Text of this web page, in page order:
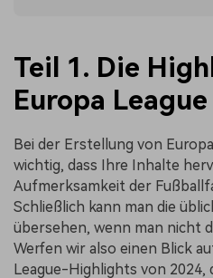
Teil 1. Die
Europa
Bei der Erstellung von
wichtig, dass Ihre Inhalte
Aufmerksamkeit der
Schließlich kann man die
übersehen, wenn man nicht
Werfen wir also einen Blick
League-Highlights von 2024,